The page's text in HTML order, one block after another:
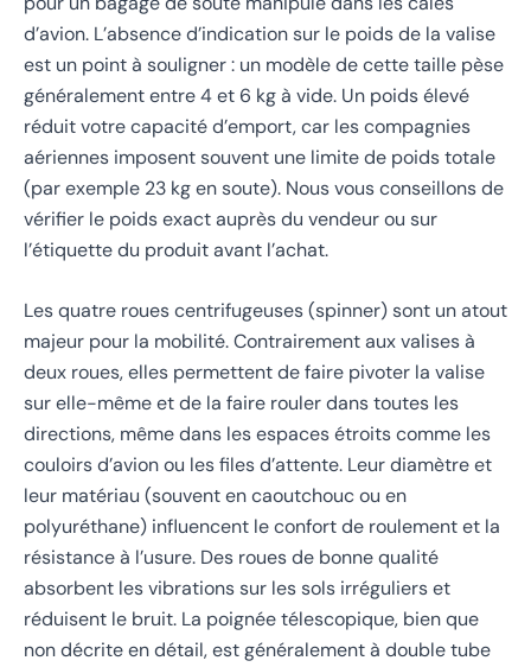
d’avion. L’absence d’indication sur le poids de la valise
est un point à souligner : un modèle de cette taille pèse
généralement entre 4 et 6 kg à vide. Un poids élevé
réduit votre capacité d’emport, car les compagnies
aériennes imposent souvent une limite de poids totale
(par exemple 23 kg en soute). Nous vous conseillons de
vérifier le poids exact auprès du vendeur ou sur
l’étiquette du produit avant l’achat.
Les quatre roues centrifugeuses (spinner) sont un atout
majeur pour la mobilité. Contrairement aux valises à
deux roues, elles permettent de faire pivoter la valise
sur elle-même et de la faire rouler dans toutes les
directions, même dans les espaces étroits comme les
couloirs d’avion ou les files d’attente. Leur diamètre et
leur matériau (souvent en caoutchouc ou en
polyuréthane) influencent le confort de roulement et la
résistance à l’usure. Des roues de bonne qualité
absorbent les vibrations sur les sols irréguliers et
réduisent le bruit. La poignée télescopique, bien que
non décrite en détail, est généralement à double tube